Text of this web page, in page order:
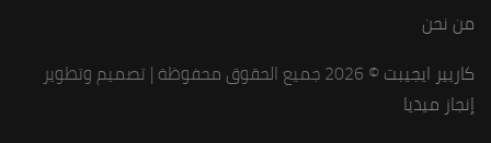
من نحن
كاريير ايجيبت © 2026 جميع الحقوق محفوظة | تصميم وتطوير
إنجاز ميديا